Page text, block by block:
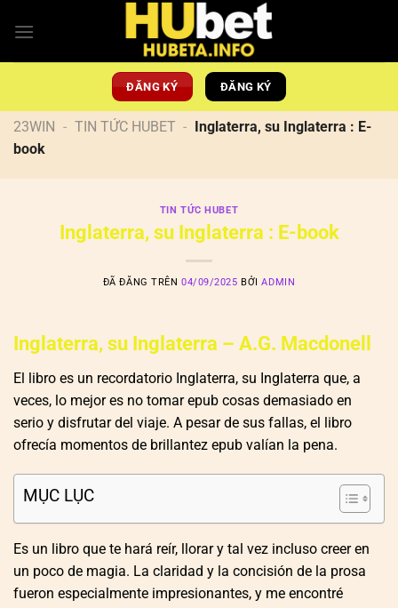
đến
ĐĂNG KÝ ĐĂNG KÝ
23WIN - TIN TỨC HUBET - Inglaterra, su Inglaterra : E-
book
TIN TỨC HUBET
Inglaterra, su Inglaterra : E-book
ĐÃ ĐĂNG TRÊN04/09/2025 BỞIADMIN
Inglaterra, su Inglaterra – A.G. Macdonell
El libro es un recordatorio Inglaterra, su Inglaterra que, a
veces, lo mejor es no tomar epub cosas demasiado en
serio y disfrutar del viaje. A pesar de sus fallas, el libro
ofrecía momentos de brillantez epub valían la pena.
MỤC LỤC
Es un libro que te hará reír, llorar y tal vez incluso creer en
un poco de magia. La claridad y la concisión de la prosa
fueron especialmente impresionantes, y me encontré